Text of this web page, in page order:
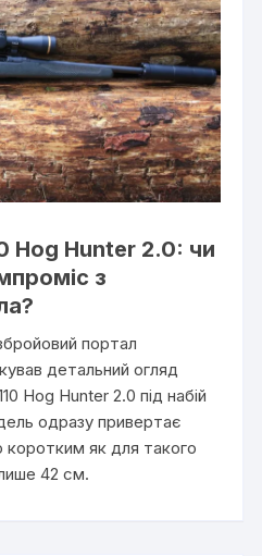
Hog Hunter 2.0: чи
з
портал
детальний огляд
Hog Hunter 2.0 під набій
одразу привертає
коротким як для такого
42 см.